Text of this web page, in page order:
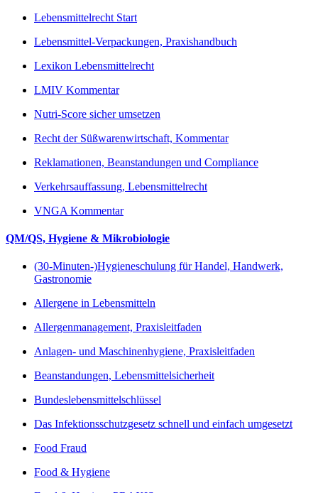
Lebensmittelrecht Start
Lebensmittel-Verpackungen, Praxishandbuch
Lexikon Lebensmittelrecht
LMIV Kommentar
Nutri-Score sicher umsetzen
Recht der Süßwarenwirtschaft, Kommentar
Reklamationen, Beanstandungen und Compliance
Verkehrsauffassung, Lebensmittelrecht
VNGA Kommentar
QM/QS, Hygiene & Mikrobiologie
(30-Minuten-)Hygieneschulung für Handel, Handwerk,
Gastronomie
Allergene in Lebensmitteln
Allergenmanagement, Praxisleitfaden
Anlagen- und Maschinenhygiene, Praxisleitfaden
Beanstandungen, Lebensmittelsicherheit
Bundeslebensmittelschlüssel
Das Infektionsschutzgesetz schnell und einfach umgesetzt
Food Fraud
Food & Hygiene